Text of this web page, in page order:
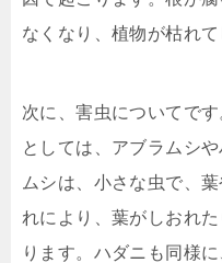
なくなり、植物が枯れて
次に、害虫についてで
としては、アブラムシ
ムシは、小さな虫で、
れにより、葉がしおれ
ります。ハダニも同様